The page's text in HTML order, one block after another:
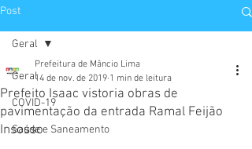
Post
Geral
COVID-19
Saúde e Saneamento
Geral
Prefeito Isaac vistoria obras de
pavimentação da entrada Ramal Feijão
Insosso
Prefeitura de Mâncio Lima
14 de nov. de 2019 1 min de leitura